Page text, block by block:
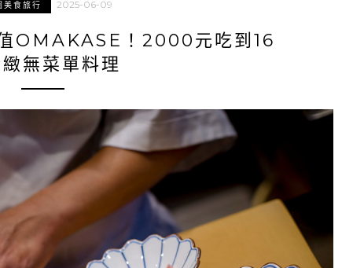
美食旅行 2025-06-09
OMAKASE！2000元吃到16
無菜單料理